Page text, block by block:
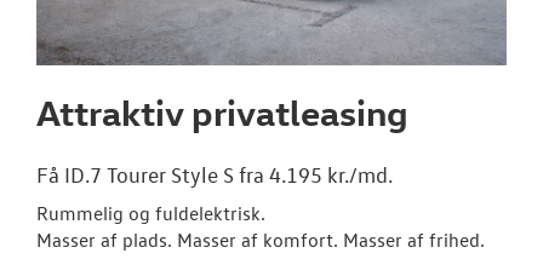
CALIFORNIA -
Attraktiv privatleasing
Få ID.7 Tourer Style S fra 4.195 kr./md.
Rummelig og fuldelektrisk.
Masser af plads. Masser af komfort. Masser af frihed.